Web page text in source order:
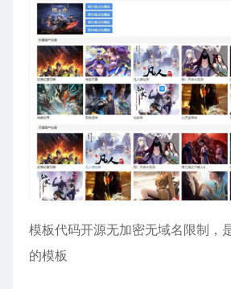
模板代码开源无加密无域名限制，
的模板